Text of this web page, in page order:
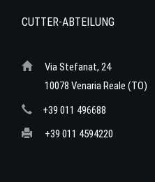
CUTTER-ABTEILUNG
Via Stefanat, 24
10078 Venaria Reale (TO)
+39 011 496688
+39 011 4594220